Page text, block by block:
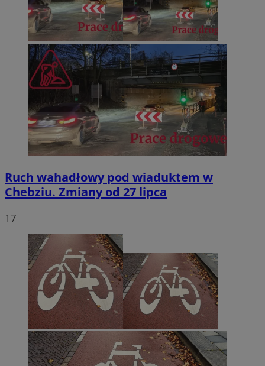
Ruch wahadłowy pod wiaduktem w
Chebziu. Zmiany od 27 lipca
17